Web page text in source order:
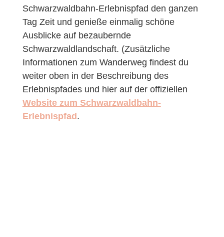
Schwarzwaldbahn-Erlebnispfad den ganzen
Tag Zeit und genieße einmalig schöne
Ausblicke auf bezaubernde
Schwarzwaldlandschaft. (Zusätzliche
Informationen zum Wanderweg findest du
weiter oben in der Beschreibung des
Erlebnispfades und hier auf der offiziellen
Website zum Schwarzwaldbahn-
Erlebnispfad .